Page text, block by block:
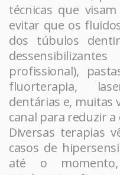
técnicas que
evitar que os
dos túbulos
profissional),
fluorterapia,
dentárias e, muitas
canal para reduzir
Diversas terapias
casos de
até o